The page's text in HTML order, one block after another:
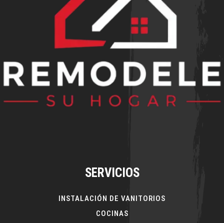
SERVICIOS
INSTALACIÓN DE VANITORIOS
COCINAS